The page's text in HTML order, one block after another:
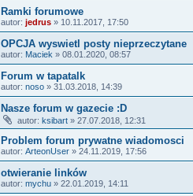
Ramki forumowe
autor: jedrus » 10.11.2017, 17:50
OPCJA wyswietl posty nieprzeczytane
autor: Maciek » 08.01.2020, 08:57
Forum w tapatalk
autor: noso » 31.03.2018, 14:39
Nasze forum w gazecie :D
autor: ksibart » 27.07.2018, 12:31
Problem forum prywatne wiadomosci
autor: ArteonUser » 24.11.2019, 17:56
otwieranie linków
autor: mychu » 22.01.2019, 14:11